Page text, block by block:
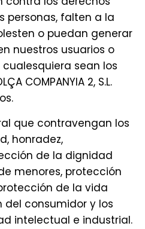
personas, falten a la
o puedan generar
nuestros usuarios o
sean los
COMPANYIA 2, S.L.
contravengan los
honradez,
de la dignidad
menores, protección
de la vida
consumidor y los
intelectual e industrial.